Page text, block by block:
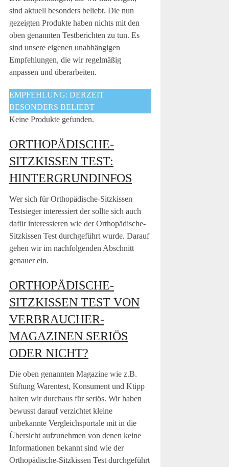
sind aktuell besonders beliebt. Die nun
gezeigten Produkte haben nichts mit den
oben genannten Testberichten zu tun. Es
sind unsere eigenen unabhängigen
Empfehlungen, die wir regelmäßig
anpassen und überarbeiten.
EMPFEHLUNG: DERZEIT
BESONDERS BELIEBT
Keine Produkte gefunden.
ORTHOPÄDISCHE-
SITZKISSEN TEST:
HINTERGRUNDINFOS
Wer sich für Orthopädische-Sitzkissen
Testsieger interessiert der sollte sich auch
dafür interessieren wie der Orthopädische-
Sitzkissen Test durchgeführt wurde. Darauf
gehen wir im nachfolgenden Abschnitt
genauer ein.
ORTHOPÄDISCHE-
SITZKISSEN TEST VON
VERBRAUCHER-
MAGAZINEN SERIÖS
ODER NICHT?
Die oben genannten Magazine wie z.B.
Stiftung Warentest, Konsument und Ktipp
halten wir durchaus für seriös. Wir haben
bewusst darauf verzichtet kleine
unbekannte Vergleichsportale mit in die
Übersicht aufzunehmen von denen keine
Informationen bekannt sind wie der
Orthopädische-Sitzkissen Test durchgeführt